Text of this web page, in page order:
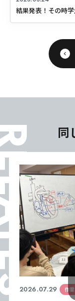
結果発表！その時学
同
2026.07.29 作